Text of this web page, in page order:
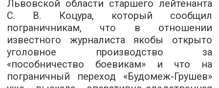
Львовской области старшего лейтенанта
С. В. Коцура, который сообщил
пограничникам, что в отношении
известного журналиста якобы открыто
уголовное производство за
«пособничество боевикам» и что на
пограничный переход «Будомеж-Грушев»